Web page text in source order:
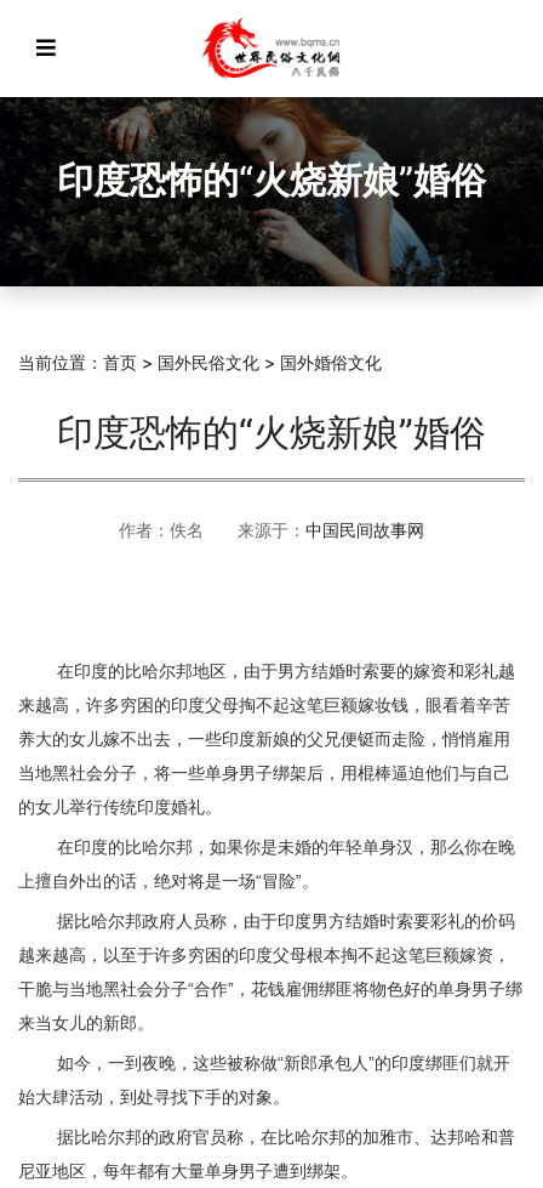
印度恐怖的“火烧新娘”婚俗
当前位置： 首页 > 国外民俗文化 > 国外婚俗文化
印度恐怖的“火烧新娘”婚俗
作者：佚名 来源于： 中国民间故事网
在印度的比哈尔邦地区，由于男方结婚时索要的嫁资和彩礼越
来越高，许多穷困的印度父母掏不起这笔巨额嫁妆钱，眼看着辛苦
养大的女儿嫁不出去，一些印度新娘的父兄便铤而走险，悄悄雇用
当地黑社会分子，将一些单身男子绑架后，用棍棒逼迫他们与自己
的女儿举行传统印度婚礼。
在印度的比哈尔邦，如果你是未婚的年轻单身汉，那么你在晚
上擅自外出的话，绝对将是一场“冒险”。
据比哈尔邦政府人员称，由于印度男方结婚时索要彩礼的价码
越来越高，以至于许多穷困的印度父母根本掏不起这笔巨额嫁资，
干脆与当地黑社会分子“合作”，花钱雇佣绑匪将物色好的单身男子绑
来当女儿的新郎。
如今，一到夜晚，这些被称做“新郎承包人”的印度绑匪们就开
始大肆活动，到处寻找下手的对象。
据比哈尔邦的政府官员称，在比哈尔邦的加雅市、达邦哈和普
尼亚地区，每年都有大量单身男子遭到绑架。